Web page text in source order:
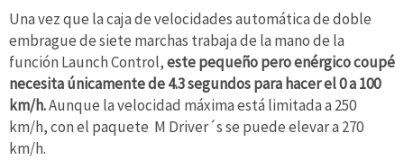
Una vez que la caja de velocidades automática de doble
embrague de siete marchas trabaja de la mano de la
función Launch Control,este pequeño pero enérgico coupé
necesita únicamente de 4.3 segundos para hacer el 0 a 100
km/h.Aunque la velocidad máxima está limitada a 250
km/h, con el paquete M Driver´s se puede elevar a 270
km/h.